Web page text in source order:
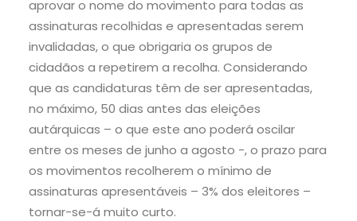
aprovar o nome do movimento para todas as
assinaturas recolhidas e apresentadas serem
invalidadas, o que obrigaria os grupos de
cidadãos a repetirem a recolha. Considerando
que as candidaturas têm de ser apresentadas,
no máximo, 50 dias antes das eleições
autárquicas – o que este ano poderá oscilar
entre os meses de junho a agosto -, o prazo para
os movimentos recolherem o mínimo de
assinaturas apresentáveis – 3% dos eleitores –
tornar-se-á muito curto.